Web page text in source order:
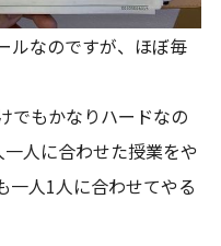
ルなのですが、ほぼ毎
でもかなりハードなの
人に合わせた授業をや
一人1人に合わせてやる